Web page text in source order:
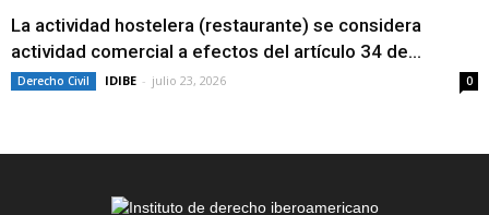
La actividad hostelera (restaurante) se considera
actividad comercial a efectos del artículo 34 de...
Derecho Civil IDIBE - julio 23, 2026 0